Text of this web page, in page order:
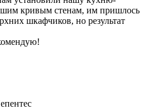
кривым стенам, им пришлось
шкафчиков, но результат